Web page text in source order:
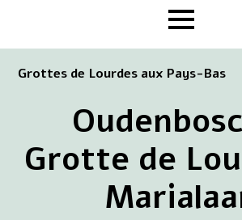
Grottes de Lourdes aux Pays-Bas
Grotte de